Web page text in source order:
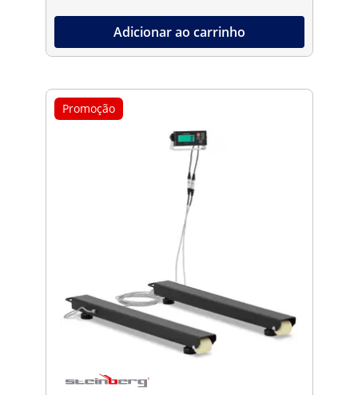
Adicionar ao carrinho
Promoção